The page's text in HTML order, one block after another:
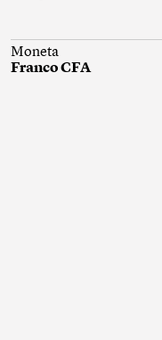
Moneta
Franco CFA